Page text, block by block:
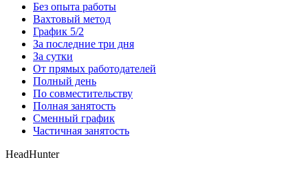
Без опыта работы
Вахтовый метод
График 5/2
За последние три дня
За сутки
От прямых работодателей
Полный день
По совместительству
Полная занятость
Сменный график
Частичная занятость
HeadHunter